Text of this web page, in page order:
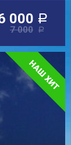
000 a
7 000 a